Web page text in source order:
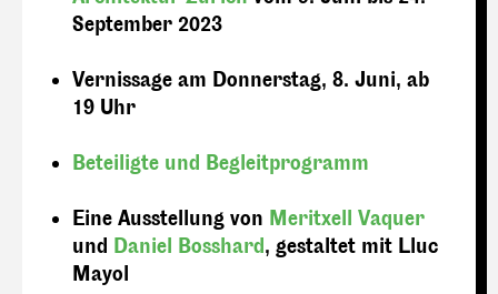
September 2023
Vernissage am Donnerstag, 8. Juni, ab
19 Uhr
Beteiligte und Begleitprogramm
Eine Ausstellung von Meritxell Vaquer
und Daniel Bosshard, gestaltet mit Lluc
Mayol